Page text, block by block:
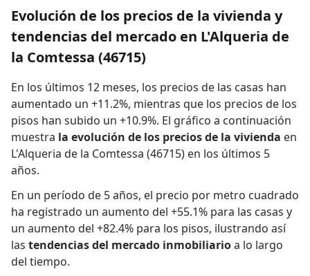
Evolución de los precios de la vivienda y
tendencias del mercado en L'Alqueria de
la Comtessa (46715)
En los últimos 12 meses, los precios de las casas han
aumentado un +11.2%, mientras que los precios de los
pisos han subido un +10.9%. El gráfico a continuación
muestra la evolución de los precios de la vivienda en
L'Alqueria de la Comtessa (46715) en los últimos 5
años.
En un período de 5 años, el precio por metro cuadrado
ha registrado un aumento del +55.1% para las casas y
un aumento del +82.4% para los pisos, ilustrando así
las tendencias del mercado inmobiliarioa lo largo
del tiempo.